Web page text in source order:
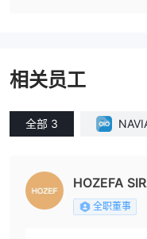
相关员工
全部 3
HOZEFA
全职董事